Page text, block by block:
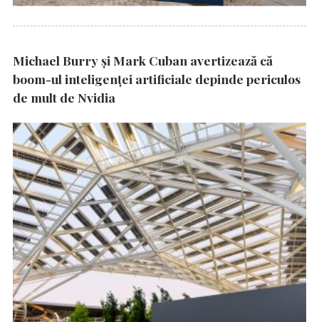
Michael Burry și Mark Cuban avertizează că
boom-ul inteligenței artificiale depinde periculos
de mult de Nvidia